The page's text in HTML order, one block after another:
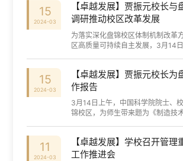
15
2024-03
【卓越发展】贾振元校长与
调研推动校区改革发展
为落实深化盘锦校区体制机制改革
区高质量可持续自主发展，3月14
15
2024-03
【卓越发展】贾振元校长为
作报告
3月14日上午，中国科学院院士、
锦校区，为师生带来题为《制造技
11
2024-03
【卓越发展】学校召开管理
工作推进会